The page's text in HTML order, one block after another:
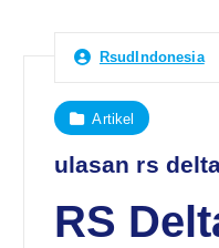
RsudIndonesia
Artikel
ulasan rs
RS